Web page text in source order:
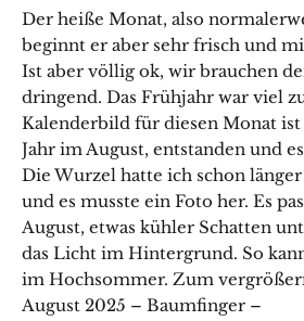
Der heiße Monat, also
beginnt er aber sehr frisch und
Ist aber völlig ok, wir brauchen
dringend. Das Frühjahr war viel
Kalenderbild für diesen Monat
Jahr im August, entstanden und
Die Wurzel hatte ich schon
und es musste ein Foto her. Es
August, etwas kühler Schatten
das Licht im Hintergrund. So
im Hochsommer. Zum
August 2025 – Baumfinger –